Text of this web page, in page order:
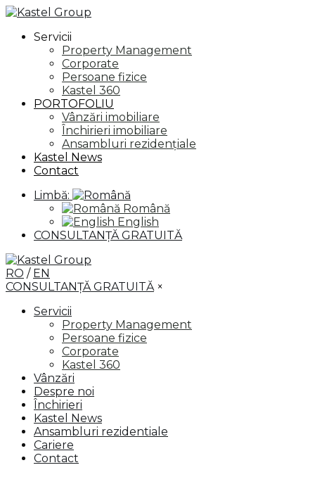
Servicii
Property Management
Corporate
Persoane fizice
Kastel 360
PORTOFOLIU
Vânzări imobiliare
Închirieri imobiliare
Ansambluri rezidențiale
Kastel News
Contact
Limbă:
Română
English
CONSULTANȚĂ GRATUITĂ
RO / EN
CONSULTANȚĂ GRATUITĂ ×
Servicii
Property Management
Persoane fizice
Corporate
Kastel 360
Vânzări
Despre noi
Închirieri
Kastel News
Ansambluri rezidentiale
Cariere
Contact